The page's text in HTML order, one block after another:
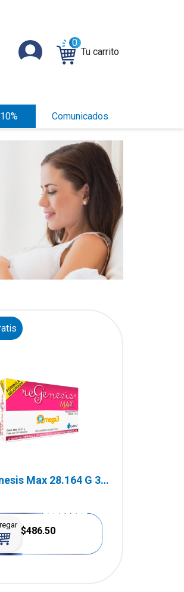
0
Tu carrito
Comunicados
Max 28.164 G 30
$486.50